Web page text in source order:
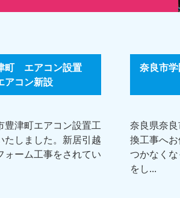
町 エアコン設置
アコン新設
豊津町エアコン設置工
たしました。新居引越
ォーム工事をされてい
奈良市
奈良県奈
換工事へ
つかなく
をし...